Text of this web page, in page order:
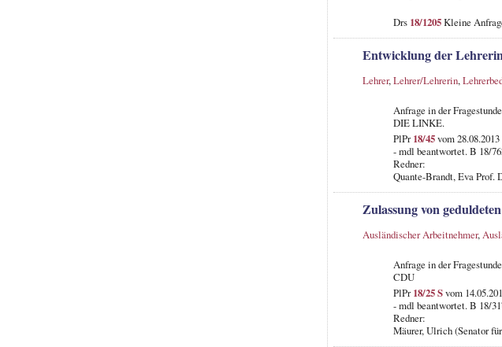
Drs 18/1205Kleine
Entwicklung der
Lehrer,Lehrer/Lehrerin,
Anfrage in der
DIE LINKE.
PlPr18/45vom
- mdl beantwortet. B 18/
Redner:
Quante-Brandt, Eva Prof.
Zulassung von
Ausländischer Arbeitnehmer,
Anfrage in der
CDU
PlPr18/25 Svom
- mdl beantwortet. B 18/
Redner:
Mäurer, Ulrich (Senator